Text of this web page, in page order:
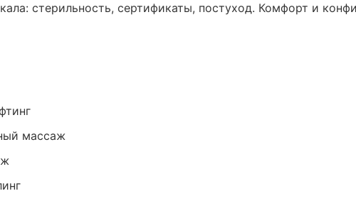
стерильность, сертификаты, постуход. Комфорт и
массаж